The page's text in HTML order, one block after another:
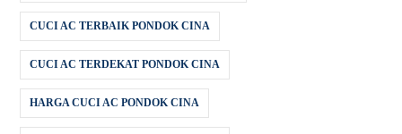
CUCI AC TERBAIK PONDOK CINA
CUCI AC TERDEKAT PONDOK CINA
HARGA CUCI AC PONDOK CINA